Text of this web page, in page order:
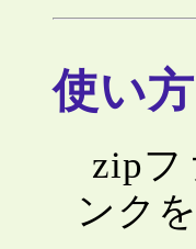
使い方
zipフ
ンク